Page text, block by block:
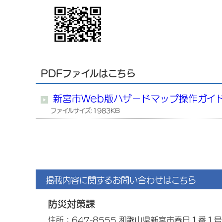
PDFファイルはこちら
新宮市Web版ハザードマップ操作ガイ
ファイルサイズ:1983KB
掲載内容に関するお問い合わせはこちら
防災対策課
住所：647-8555 和歌山県新宮市春日１番１号